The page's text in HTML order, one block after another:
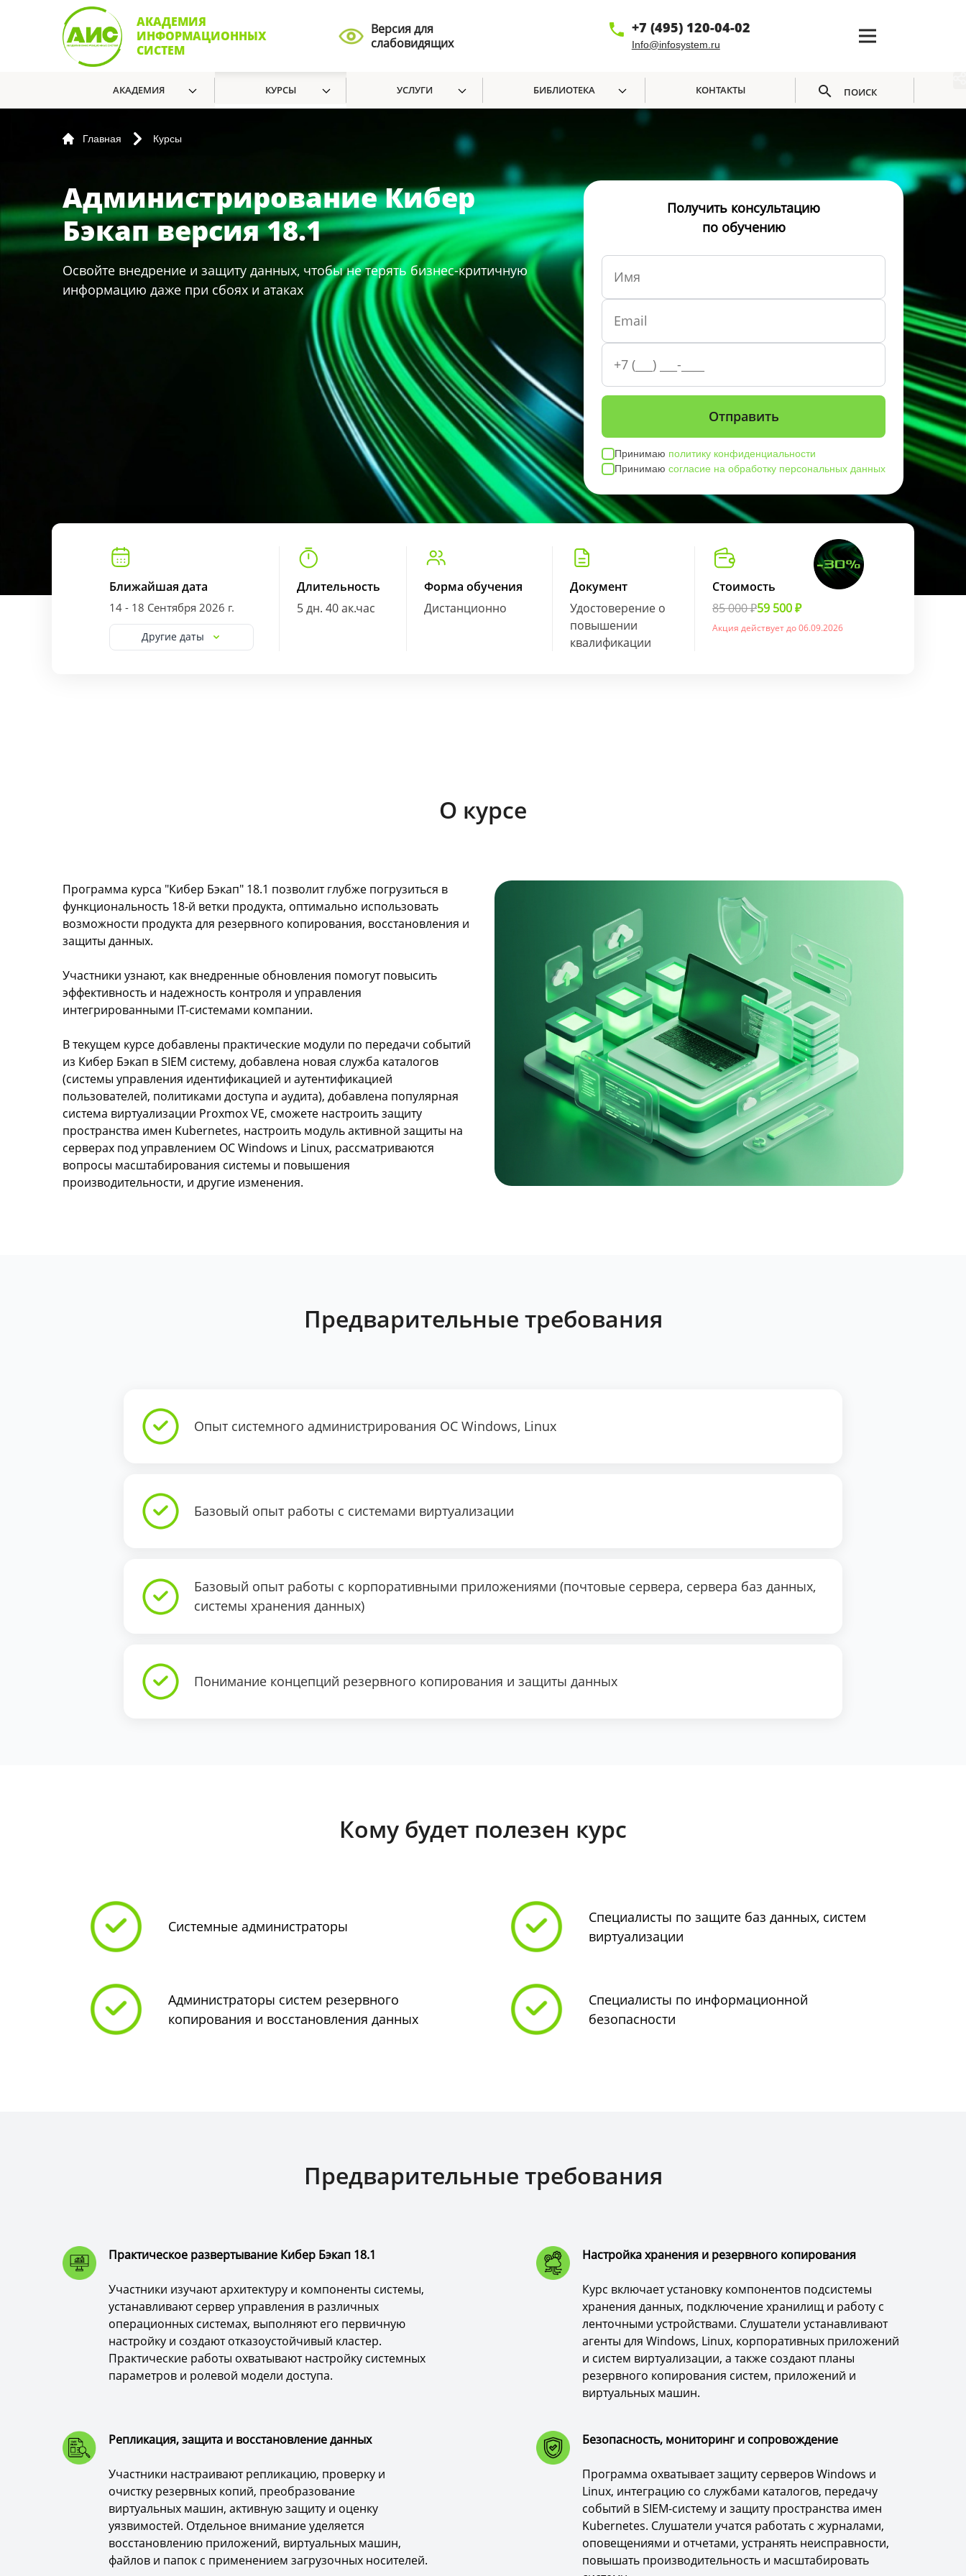
АКАДЕМИЯ
ИНФОРМАЦИОННЫХ
СИСТЕМ
Версия для
слабовидящих
+7 (495) 120-04-02
Info@infosystem.ru
АКАДЕМИЯ КУРСЫ УСЛУГИ БИБЛИОТЕКА КОНТАКТЫ ПОИСК
Главная Курсы
Администрирование Кибер
Бэкап версия 18.1
Освойте внедрение и защиту данных, чтобы не терять бизнес-критичную
информацию даже при сбоях и атаках
Получить консультацию
по обучению
Принимаю политику конфиденциальности
Принимаю согласие на обработку персональных данных
Ближайшая дата
14 - 18 Сентября 2026 г.
Другие даты
Длительность
5 дн. 40 ак.час
Форма обучения
Дистанционно
Документ
Удостоверение о
повышении
квалификации
Стоимость
85 000 ₽59 500 ₽
Акция действует до 06.09.2026
О курсе
Программа курса "Кибер Бэкап" 18.1 позволит глубже погрузиться в
функциональность 18-й ветки продукта, оптимально использовать
возможности продукта для резервного копирования, восстановления и
защиты данных.
Участники узнают, как внедренные обновления помогут повысить
эффективность и надежность контроля и управления
интегрированными IT-системами компании.
В текущем курсе добавлены практические модули по передачи событий
из Кибер Бэкап в SIEM систему, добавлена новая служба каталогов
(системы управления идентификацией и аутентификацией
пользователей, политиками доступа и аудита), добавлена популярная
система виртуализации Proxmox VE, сможете настроить защиту
пространства имен Kubernetes, настроить модуль активной защиты на
серверах под управлением ОС Windows и Linux, рассматриваются
вопросы масштабирования системы и повышения
производительности, и другие изменения.
Предварительные требования
Опыт системного администрирования ОС Windows, Linux
Базовый опыт работы с системами виртуализации
Базовый опыт работы с корпоративными приложениями (почтовые сервера, сервера баз данных,
системы хранения данных)
Понимание концепций резервного копирования и защиты данных
Кому будет полезен курс
Системные администраторы
Администраторы систем резервного
копирования и восстановления данных
Специалисты по защите баз данных, систем
виртуализации
Специалисты по информационной
безопасности
Предварительные требования
Практическое развертывание Кибер Бэкап 18.1
Участники изучают архитектуру и компоненты системы,
устанавливают сервер управления в различных
операционных системах, выполняют его первичную
настройку и создают отказоустойчивый кластер.
Практические работы охватывают настройку системных
параметров и ролевой модели доступа.
Настройка хранения и резервного копирования
Курс включает установку компонентов подсистемы
хранения данных, подключение хранилищ и работу с
ленточными устройствами. Слушатели устанавливают
агенты для Windows, Linux, корпоративных приложений
и систем виртуализации, а также создают планы
резервного копирования систем, приложений и
виртуальных машин.
Репликация, защита и восстановление данных
Участники настраивают репликацию, проверку и
очистку резервных копий, преобразование
виртуальных машин, активную защиту и оценку
уязвимостей. Отдельное внимание уделяется
восстановлению приложений, виртуальных машин,
файлов и папок с применением загрузочных носителей.
Безопасность, мониторинг и сопровождение
Программа охватывает защиту серверов Windows и
Linux, интеграцию со службами каталогов, передачу
событий в SIEM-систему и защиту пространства имен
Kubernetes. Слушатели учатся работать с журналами,
оповещениями и отчетами, устранять неисправности,
повышать производительность и масштабировать